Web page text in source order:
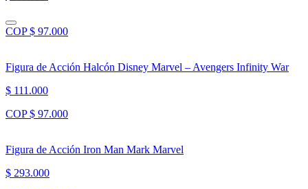
COP $ 97.000
Figura de Acción Halcón Disney Marvel – Avengers Infinity War
$ 111.000
COP $ 97.000
Figura de Acción Iron Man Mark Marvel
$ 293.000